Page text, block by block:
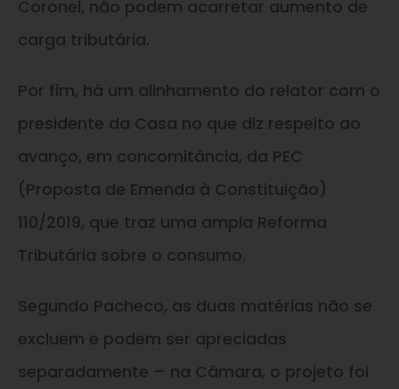
Coronel, não podem acarretar aumento de
carga tributária.
Por fim, há um alinhamento do relator com o
presidente da Casa no que diz respeito ao
avanço, em concomitância, da PEC
(Proposta de Emenda à Constituição)
110/2019, que traz uma ampla Reforma
Tributária sobre o consumo.
Segundo Pacheco, as duas matérias não se
excluem e podem ser apreciadas
separadamente – na Câmara, o projeto foi